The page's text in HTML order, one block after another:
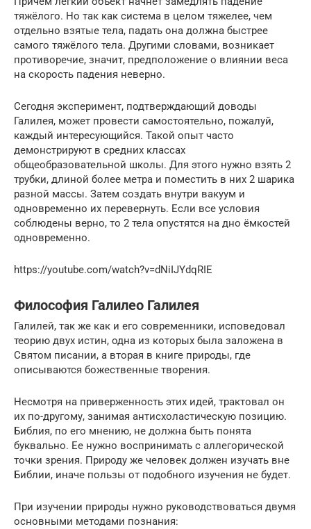
тяжёлого. Но так как система в целом тяжелее, чем
отдельно взятые тела, падать она должна быстрее
самого тяжёлого тела. Другими словами, возникает
противоречие, значит, предположение о влиянии веса
на скорость падения неверно.
Сегодня эксперимент, подтверждающий доводы
Галилея, может провести самостоятельно, пожалуй,
каждый интересующийся. Такой опыт часто
демонстрируют в средних классах
общеобразовательной школы. Для этого нужно взять 2
трубки, длиной более метра и поместить в них 2 шарика
разной массы. Затем создать внутри вакуум и
одновременно их перевернуть. Если все условия
соблюдены верно, то 2 тела опустятся на дно ёмкостей
одновременно.
https://youtube.com/watch?v=dNiIJYdqRIE
Философия Галилео Галилея
Галилей, так же как и его современники, исповедовал
теорию двух истин, одна из которых была заложена в
Святом писании, а вторая в книге природы, где
описываются божественные творения.
Несмотря на приверженность этих идей, трактовал он
их по-другому, занимая антисхоластическую позицию.
Библия, по его мнению, не должна быть понята
буквально. Ее нужно воспринимать с аллегорической
точки зрения. Природу же человек должен изучать вне
Библии, иначе пользы от подобного изучения не будет.
При изучении природы нужно руководствоваться двумя
основными методами познания: